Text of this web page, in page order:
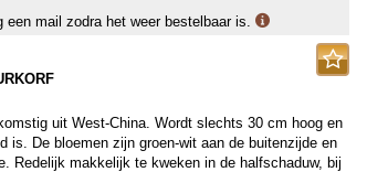
mail zodra het weer bestelbaar is.
uit West-China. Wordt slechts 30 cm hoog en
is. De bloemen zijn groen-wit aan de buitenzijde en
Redelijk makkelijk te kweken in de halfschaduw, bij